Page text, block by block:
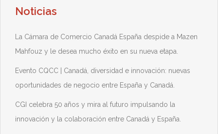
Noticias
La Cámara de Comercio Canadá España despide a Mazen
Mahfouz y le desea mucho éxito en su nueva etapa.
Evento CQCC | Canadá, diversidad e innovación: nuevas
oportunidades de negocio entre España y Canadá.
CGI celebra 50 años y mira al futuro impulsando la
innovación y la colaboración entre Canadá y España.